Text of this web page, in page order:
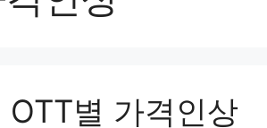
별 가격인상